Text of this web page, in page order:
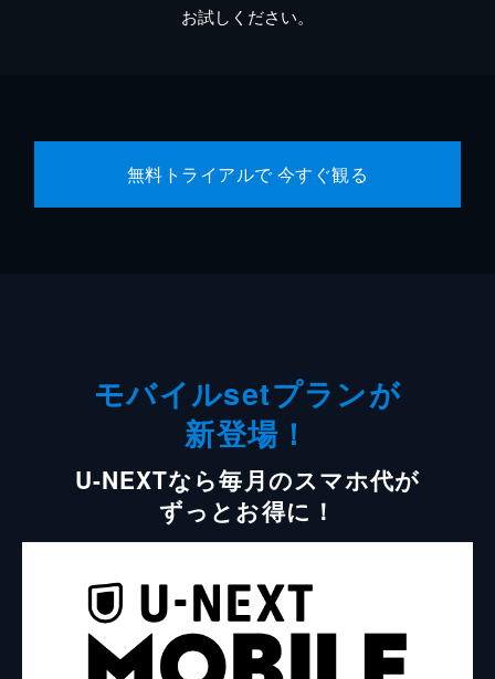
お試しください。
無料トライアルで 今すぐ観る
モバイルsetプランが
新登場！
U-NEXTなら毎月のスマホ代が
ずっとお得に！